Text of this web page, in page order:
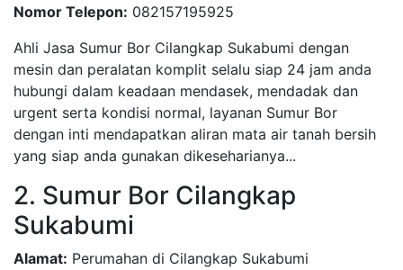
Nomor Telepon: 082157195925
Ahli Jasa Sumur Bor Cilangkap Sukabumi dengan
mesin dan peralatan komplit selalu siap 24 jam anda
hubungi dalam keadaan mendasek, mendadak dan
urgent serta kondisi normal, layanan Sumur Bor
dengan inti mendapatkan aliran mata air tanah bersih
yang siap anda gunakan dikeseharianya...
2. Sumur Bor Cilangkap
Sukabumi
Alamat: Perumahan di Cilangkap Sukabumi